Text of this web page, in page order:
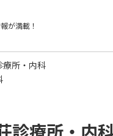
が満載！
療所・内科
診療所・内